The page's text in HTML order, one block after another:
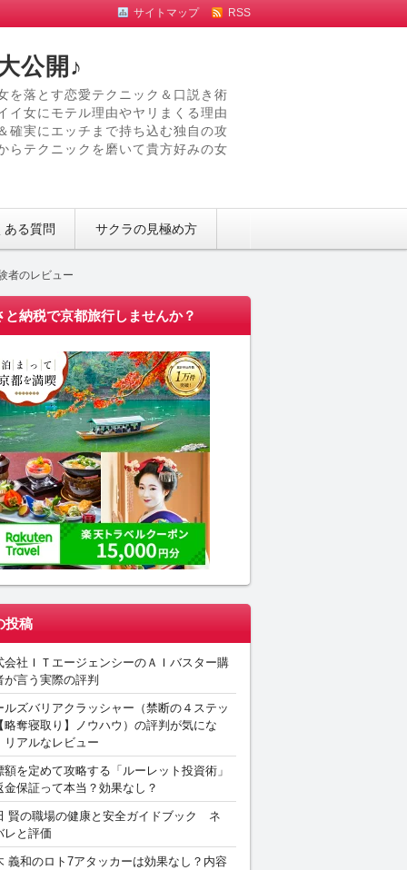
サイトマップ RSS
公開♪
を落とす恋愛テクニック＆口説き術
イ女にモテル理由やヤリまくる理由
確実にエッチまで持ち込む独自の攻
らテクニックを磨いて貴方好みの女
る質問 サクラの見極め方
者のレビュー
と納税で京都旅行しませんか？
投稿
会社ＩＴエージェンシーのＡＩバスター購
が言う実際の評判
ルズバリアクラッシャー（禁断の４ステッ
略奪寝取り】ノウハウ）の評判が気にな
リアルなレビュー
額を定めて攻略する「ルーレット投資術」
金保証って本当？効果なし？
賢の職場の健康と安全ガイドブック ネ
レと評価
義和のロト7アタッカーは効果なし？内容